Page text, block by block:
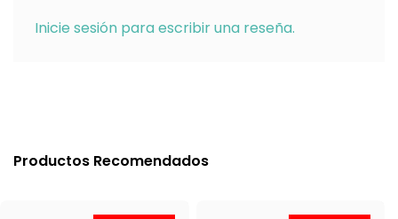
Inicie sesión para escribir una reseña.
Productos Recomendados